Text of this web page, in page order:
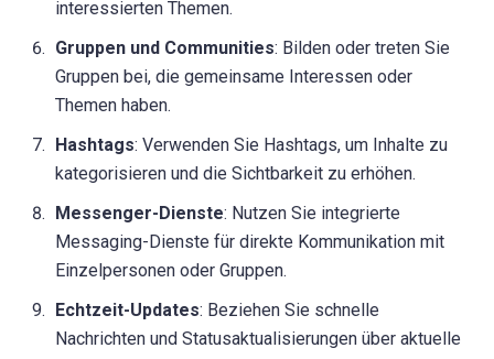
interessierten Themen.
Gruppen und Communities: Bilden oder treten Sie
Gruppen bei, die gemeinsame Interessen oder
Themen haben.
Hashtags: Verwenden Sie Hashtags, um Inhalte zu
kategorisieren und die Sichtbarkeit zu erhöhen.
Messenger-Dienste: Nutzen Sie integrierte
Messaging-Dienste für direkte Kommunikation mit
Einzelpersonen oder Gruppen.
Echtzeit-Updates: Beziehen Sie schnelle
Nachrichten und Statusaktualisierungen über aktuelle